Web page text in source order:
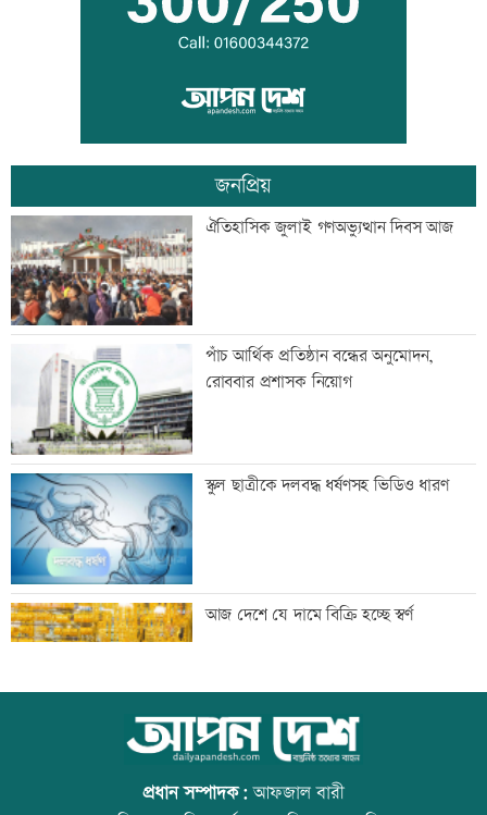
জেট ফুয়েলের দাম বাড়ল
শোকাহত মেসিকে ডি পলের গোল উৎসর্গ
নোয়াখালী-লক্ষ্মীপুরে সরবরাহ বন্ধ
সালমান শাহ হত্যা মামলায় ডন গ্রেফতার
মাছ লুটের ঘটনায় আ.লীগ নেতার বিরুদ্ধে
সংবাদ সম্মেলন
সূচকের পতনে লেনদেন ৯৬৪ কোটি টাকা
জনপ্রিয়
ঐতিহাসিক জুলাই গণঅভ্যুত্থান দিবস আজ
পাঁচ আর্থিক প্রতিষ্ঠান বন্ধের অনুমোদন,
রোববার প্রশাসক নিয়োগ
স্কুল ছাত্রীকে দলবদ্ধ ধর্ষণসহ ভিডিও ধারণ
আজ দেশে যে দামে বিক্রি হচ্ছে স্বর্ণ
আজ বিশ্ব বন্ধু দিবস
প্রধান সম্পাদক:আফজাল বারী